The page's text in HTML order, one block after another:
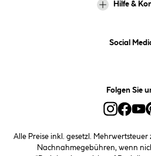
Hilfe &
Social
Folgen Sie
Alle Preise inkl. gesetzl. Mehrwertsteuer
Nachnahmegebühren, wenn